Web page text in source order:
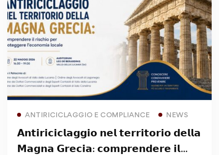
ANTIRICICLAGGIO E COMPLIANCE NEWS
𝗔𝗻𝘁𝗶𝗿𝗶𝗰𝗶𝗰𝗹𝗮𝗴𝗴𝗶𝗼 𝗻𝗲𝗹 𝘁𝗲𝗿𝗿𝗶𝘁𝗼𝗿𝗶𝗼 𝗱𝗲𝗹𝗹𝗮
𝗠𝗮𝗴𝗻𝗮 𝗚𝗿𝗲𝗰𝗶𝗮: 𝗰𝗼𝗺𝗽𝗿𝗲𝗻𝗱𝗲𝗿𝗲 𝗶𝗹